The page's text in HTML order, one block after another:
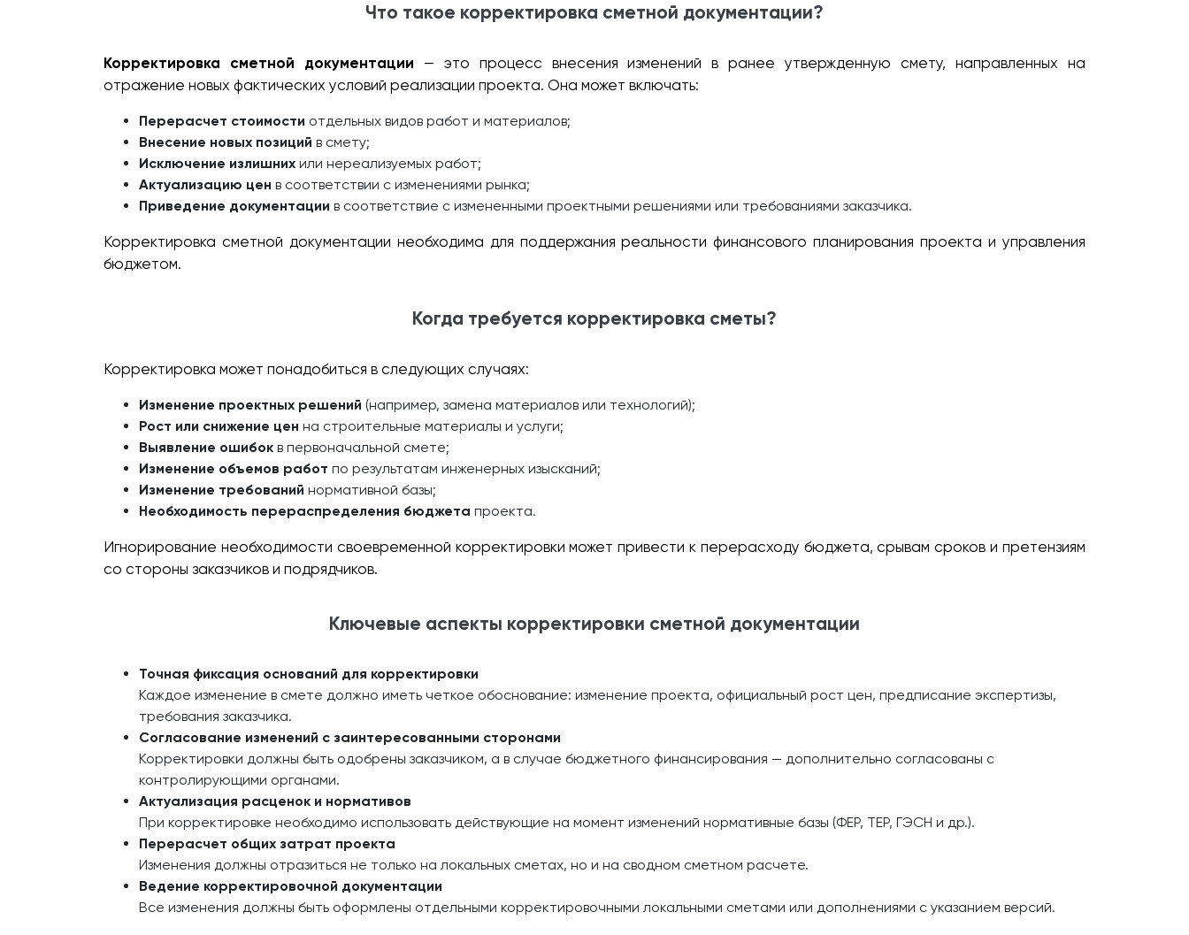
Что такое корректировка сметной документации?
Корректировка сметной документации — это процесс внесения изменений в ранее утвержденную смету, направленных на
отражение новых фактических условий реализации проекта. Она может включать:
Перерасчет стоимости отдельных видов работ и материалов;
Внесение новых позиций в смету;
Исключение излишних или нереализуемых работ;
Актуализацию цен в соответствии с изменениями рынка;
Приведение документации в соответствие с измененными проектными решениями или требованиями заказчика.
Корректировка сметной документации необходима для поддержания реальности финансового планирования проекта и управления
бюджетом.
Когда требуется корректировка сметы?
Корректировка может понадобиться в следующих случаях:
Изменение проектных решений (например, замена материалов или технологий);
Рост или снижение цен на строительные материалы и услуги;
Выявление ошибок в первоначальной смете;
Изменение объемов работ по результатам инженерных изысканий;
Изменение требований нормативной базы;
Необходимость перераспределения бюджета проекта.
Игнорирование необходимости своевременной корректировки может привести к перерасходу бюджета, срывам сроков и претензиям
со стороны заказчиков и подрядчиков.
Ключевые аспекты корректировки сметной документации
Точная фиксация оснований для корректировки
Каждое изменение в смете должно иметь четкое обоснование: изменение проекта, официальный рост цен, предписание экспертизы,
требования заказчика.
Согласование изменений с заинтересованными сторонами
Корректировки должны быть одобрены заказчиком, а в случае бюджетного финансирования — дополнительно согласованы с
контролирующими органами.
Актуализация расценок и нормативов
При корректировке необходимо использовать действующие на момент изменений нормативные базы (ФЕР, ТЕР, ГЭСН и др.).
Перерасчет общих затрат проекта
Изменения должны отразиться не только на локальных сметах, но и на сводном сметном расчете.
Ведение корректировочной документации
Все изменения должны быть оформлены отдельными корректировочными локальными сметами или дополнениями с указанием версий.